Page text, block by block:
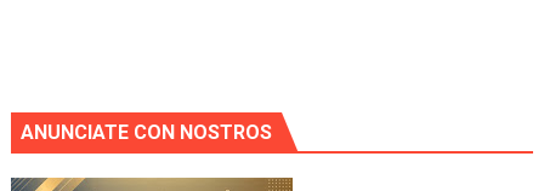
ANUNCIATE CON NOSTROS